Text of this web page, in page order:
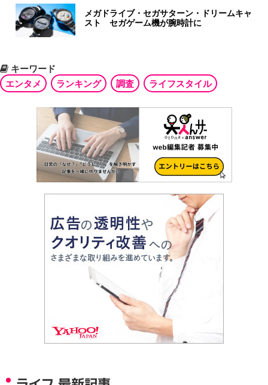
メガドライブ・セガサターン・ドリームキャ
スト セガゲーム機が腕時計に
キーワード
エンタメ
ランキング 調査 ライフスタイル